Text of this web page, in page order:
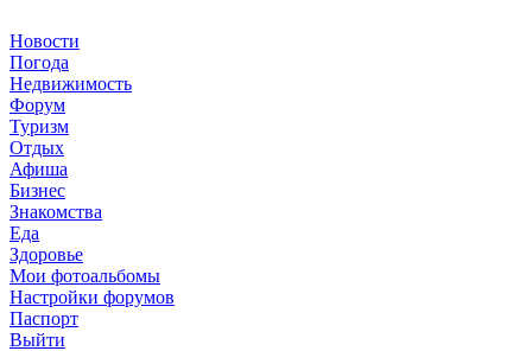
Новости
Погода
Недвижимость
Форум
Туризм
Отдых
Афиша
Бизнес
Знакомства
Еда
Здоровье
Мои фотоальбомы
Настройки форумов
Паспорт
Выйти